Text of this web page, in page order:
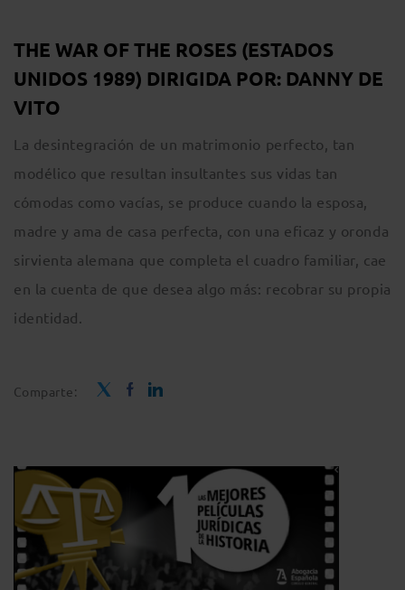
THE WAR OF THE ROSES (ESTADOS
UNIDOS 1989) DIRIGIDA POR: DANNY DE
VITO
La desintegración de un matrimonio perfecto, tan
modélico que resultan insultantes sus vidas tan
cómodas como vacías, se produce cuando la esposa,
madre y ama de casa perfecta, con una eficaz y oronda
sirvienta alemana que completa el cuadro familiar, cae
en la cuenta de que desea algo más: recobrar su propia
identidad.
Comparte: